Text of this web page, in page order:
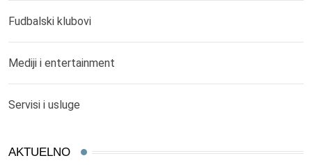
Fudbalski klubovi
Mediji i entertainment
Servisi i usluge
AKTUELNO